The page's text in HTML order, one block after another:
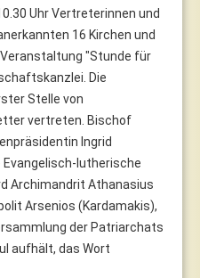
Uhr Vertreterinnen und
16 Kirchen und
"Stunde für
Die
Stelle von
vertreten. Bischof
Ingrid
lutherische
Archimandrit Athanasius
Arsenios (Kardamakis),
der Patriarchats
aufhält, das Wort